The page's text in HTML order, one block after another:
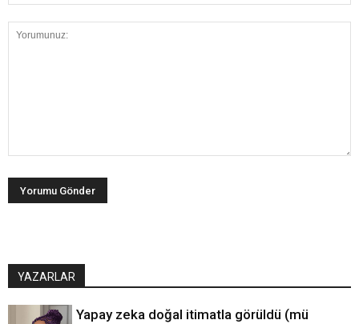
YAZARLAR
Yapay zeka doğal itimatla görüldü (mü